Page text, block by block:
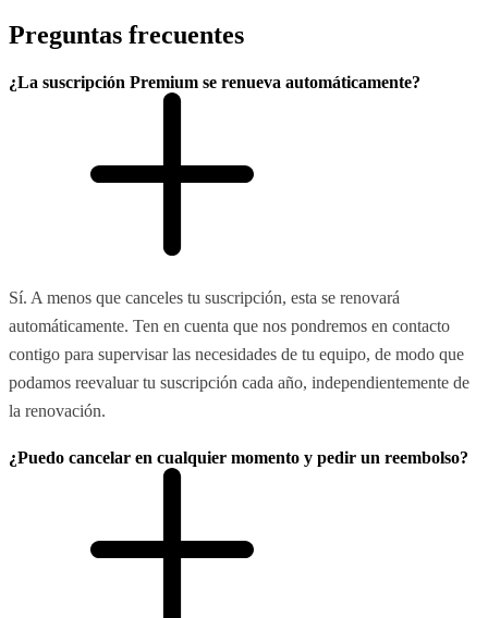
Preguntas frecuentes
¿La suscripción Premium se renueva automáticamente?
Sí. A menos que canceles tu suscripción, esta se renovará
automáticamente. Ten en cuenta que nos pondremos en contacto
contigo para supervisar las necesidades de tu equipo, de modo que
podamos reevaluar tu suscripción cada año, independientemente de
la renovación.
¿Puedo cancelar en cualquier momento y pedir un reembolso?